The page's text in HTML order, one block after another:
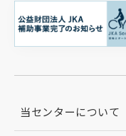
当センターについて